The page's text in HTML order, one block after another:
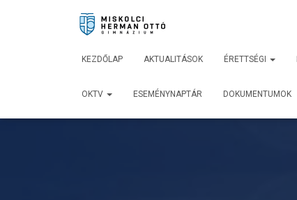
KEZDŐLAP AKTUALITÁSOK ÉRETTSÉGI
OKTV ESEMÉNYNAPTÁR DOKUMENTUMOK